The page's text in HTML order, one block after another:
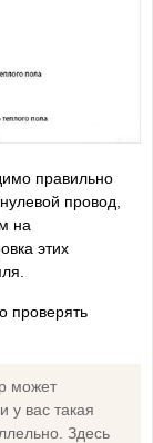
правильно
провод,
на
этих
проверять
может
у вас такая
Здесь